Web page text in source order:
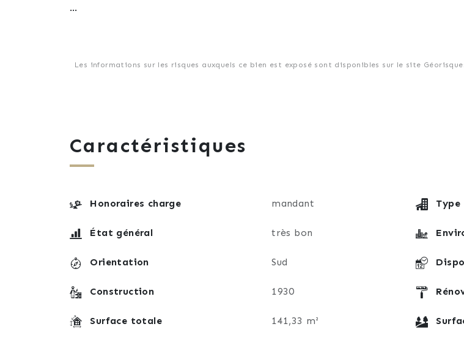
Possibilité de faire une seule habitation.
Les propriétaires ont porté une attention particulière à l'entretien du bien :
Ravalement complet réalisé durant l'été 2025
Chaudière Frisquet entretenue régulièrement
Ensemble en très bon état général
Cet ensemble immobilier conviendra aussi bien à une famille souhaitant
profession libérale recherchant un espace dédié à son activité, qu'à un
Une opportunité rare sur le secteur des Coteaux.
Les informations sur les risques auxquels ce bien est exposé sont disponibles sur le site
Caractéristiques
Honoraires charge mandant Type
État général très bon
Orientation Sud
Construction 1930
Surface totale 141,33 m²